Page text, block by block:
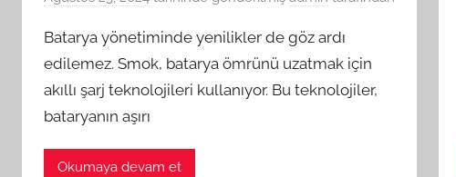
Batarya yönetiminde yenilikler de göz ardı
edilemez. Smok, batarya ömrünü uzatmak için
akıllı şarj teknolojileri kullanıyor. Bu teknolojiler,
bataryanın aşırı
Okumaya devam et